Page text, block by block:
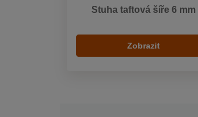
Stuha taftová šíře 6 mm
Zobrazit